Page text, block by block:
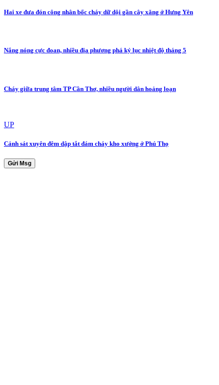
Hai xe đưa đón công nhân bốc cháy dữ dội gần cây xăng ở Hưng Yên
Nắng nóng cực đoan, nhiều địa phương phá kỷ lục nhiệt độ tháng 5
Cháy giữa trung tâm TP Cần Thơ, nhiều người dân hoảng loạn
UP
Cảnh sát xuyên đêm dập tắt đám cháy kho xưởng ở Phú Thọ
Gửi Msg